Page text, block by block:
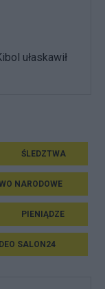
ułaskawił
ŚLEDZTWA
NARODOWE
PIENIĄDZE
SALON24